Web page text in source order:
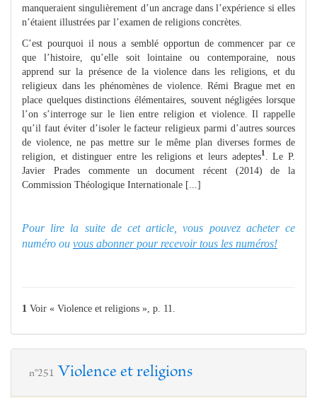
manqueraient singulièrement d’un ancrage dans l’expérience si elles
n’étaient illustrées par l’examen de religions concrètes.
C’est pourquoi il nous a semblé opportun de commencer par ce
que l’histoire, qu’elle soit lointaine ou contemporaine, nous
apprend sur la présence de la violence dans les religions, et du
religieux dans les phénomènes de violence. Rémi Brague met en
place quelques distinctions élémentaires, souvent négligées lorsque
l’on s’interroge sur le lien entre religion et violence. Il rappelle
qu’il faut éviter d’isoler le facteur religieux parmi d’autres sources
de violence, ne pas mettre sur le même plan diverses formes de
religion, et distinguer entre les religions et leurs adeptes1
. Le P.
Javier Prades commente un document récent (2014) de la
Commission Théologique Internationale [...]
Pour lire la suite de cet article, vous pouvez acheter ce
numéro ou vous abonner pour recevoir tous les numéros!
1 Voir « Violence et religions », p. 11.
n°251 Violence et religions